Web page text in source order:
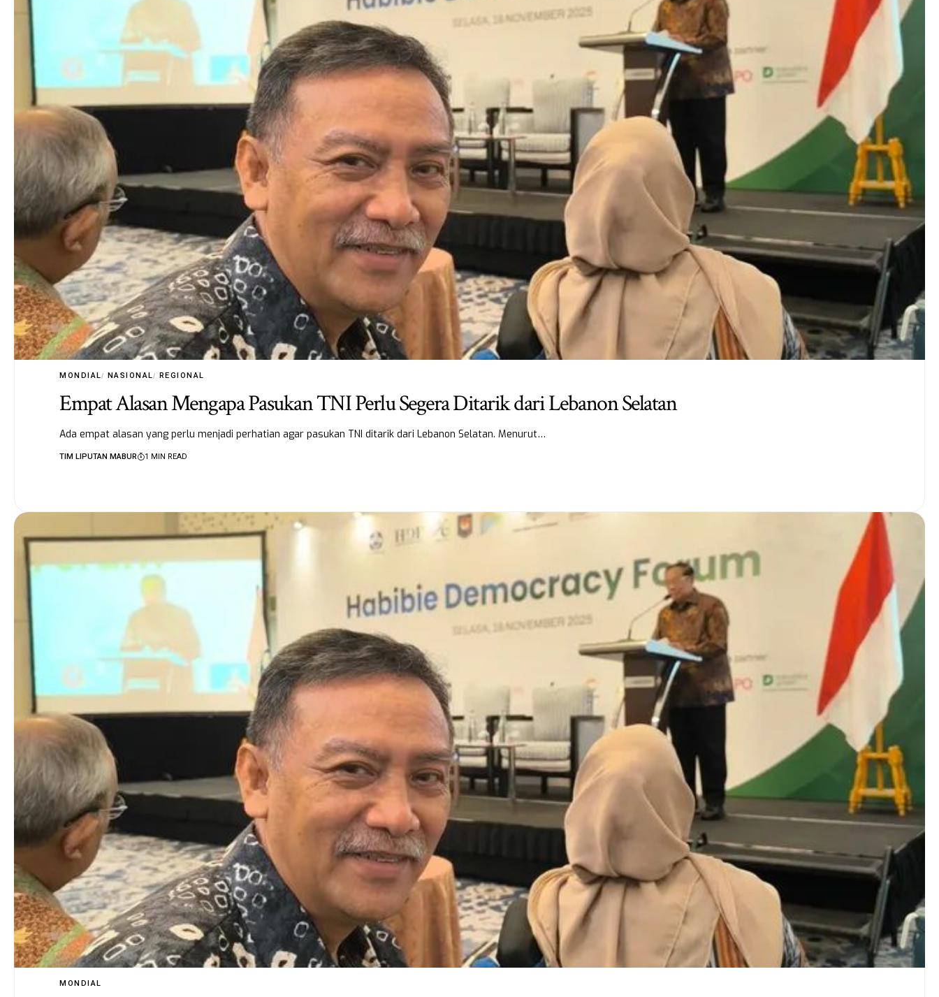
MONDIAL NASIONAL REGIONAL
Empat Alasan Mengapa Pasukan TNI Perlu Segera Ditarik dari Lebanon Selatan
Ada empat alasan yang perlu menjadi perhatian agar pasukan TNI ditarik dari Lebanon Selatan. Menurut…
TIM LIPUTAN MABUR 1 MIN READ
MONDIAL